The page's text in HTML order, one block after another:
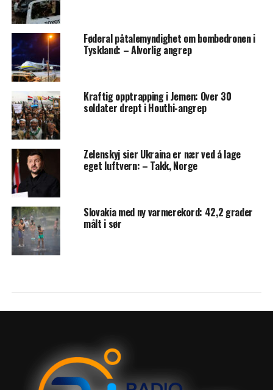
Føderal påtalemyndighet om bombedronen i
Tyskland: – Alvorlig angrep
Kraftig opptrapping i Jemen: Over 30
soldater drept i Houthi-angrep
Zelenskyj sier Ukraina er nær ved å lage
eget luftvern: – Takk, Norge
Slovakia med ny varmerekord: 42,2 grader
målt i sør